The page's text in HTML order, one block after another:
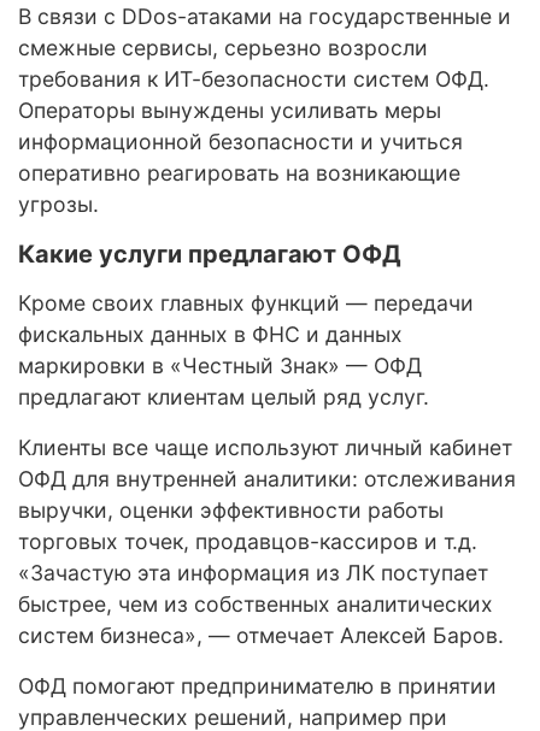
В связи с DDos-атаками на государственные и
смежные сервисы, серьезно возросли
требования к ИТ-безопасности систем ОФД.
Операторы вынуждены усиливать меры
информационной безопасности и учиться
оперативно реагировать на возникающие
угрозы.
Какие услуги предлагают ОФД
Кроме своих главных функций — передачи
фискальных данных в ФНС и данных
маркировки в «Честный Знак» — ОФД
предлагают клиентам целый ряд услуг.
Клиенты все чаще используют личный кабинет
ОФД для внутренней аналитики: отслеживания
выручки, оценки эффективности работы
торговых точек, продавцов-кассиров и т.д.
«Зачастую эта информация из ЛК поступает
быстрее, чем из собственных аналитических
систем бизнеса», — отмечает Алексей Баров.
ОФД помогают предпринимателю в принятии
управленческих решений, например при